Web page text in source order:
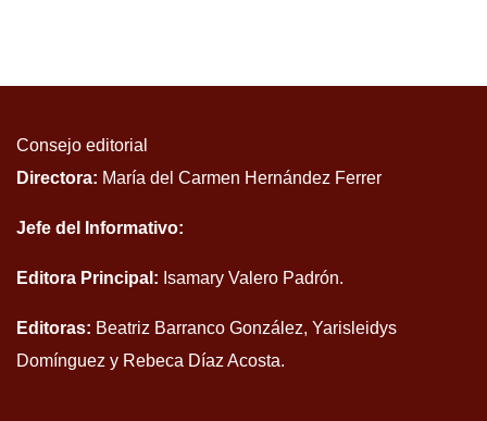
Consejo editorial
Directora: María del Carmen Hernández Ferrer
Jefe del Informativo:
Editora Principal: Isamary Valero Padrón.
Editoras: Beatriz Barranco González, Yarisleidys
Domínguez y Rebeca Díaz Acosta.